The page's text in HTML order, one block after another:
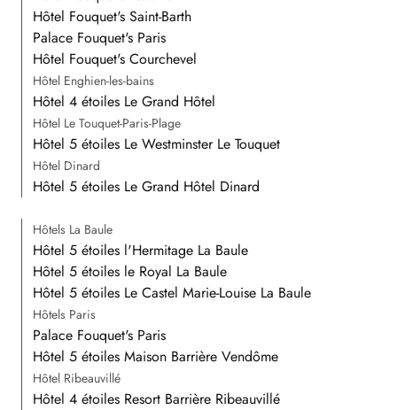
Hôtel Fouquet's Saint-Barth
Palace Fouquet's Paris
Hôtel Fouquet's Courchevel
Hôtel Enghien-les-bains
Hôtel 4 étoiles Le Grand Hôtel
Hôtel Le Touquet-Paris-Plage
Hôtel 5 étoiles Le Westminster Le Touquet
Hôtel Dinard
Hôtel 5 étoiles Le Grand Hôtel Dinard
Hôtels La Baule
Hôtel 5 étoiles l'Hermitage La Baule
Hôtel 5 étoiles le Royal La Baule
Hôtel 5 étoiles Le Castel Marie-Louise La Baule
Hôtels Paris
Palace Fouquet's Paris
Hôtel 5 étoiles Maison Barrière Vendôme
Hôtel Ribeauvillé
Hôtel 4 étoiles Resort Barrière Ribeauvillé